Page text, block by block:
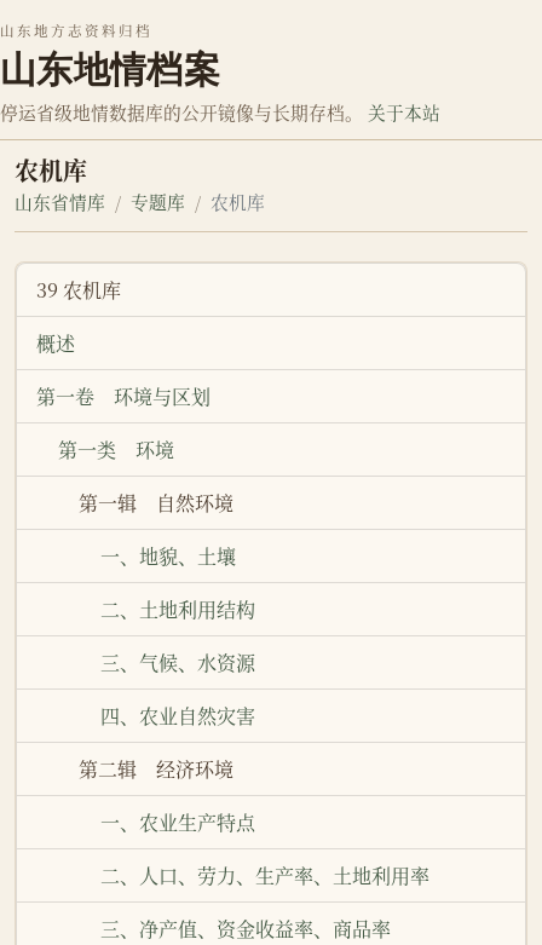
山东地方志资料归档
山东地情档案
停运省级地情数据库的公开镜像与长期存档。 关于本站
农机库
山东省情库 专题库 农机库
39 农机库
概述
第一卷 环境与区划
第一类 环境
第一辑 自然环境
一、地貌、土壤
二、土地利用结构
三、气候、水资源
四、农业自然灾害
第二辑 经济环境
一、农业生产特点
二、人口、劳力、生产率、土地利用率
三、净产值、资金收益率、商品率